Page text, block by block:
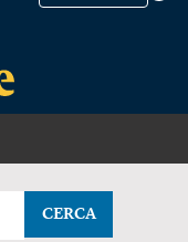
CERCA